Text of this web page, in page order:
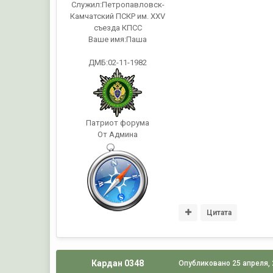
Служил:Петропавловск-
Камчатский ПСКР им. ХХV
съезда КПСС
Ваше имя:Паша
ДМБ:02-11-1982
Патриот форума
От Админа
Цитата
Кардан 0348 Опубликовано 25 апреля,